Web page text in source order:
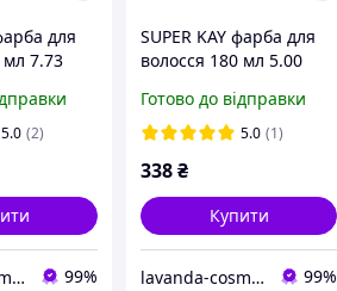
для
мл 7.73
PRO
5.0 (2)
lavanda-cosmetic.prom.ua 99%
SUPER KAY фарба для
волосся 180 мл 5.00
інтенсивний kay pro
Готово до відправки
5.0 (1)
338₴
Купити
lavanda-cosmetic.prom.ua 99%